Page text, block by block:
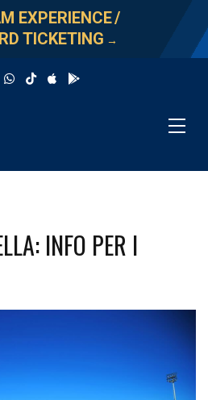
EXPERIENCE/
TICKETING →
INFO PER I